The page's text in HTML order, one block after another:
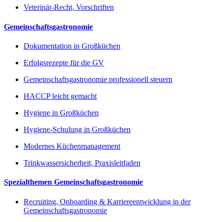
Veterinär-Recht, Vorschriften
Gemeinschaftsgastronomie
Dokumentation in Großküchen
Erfolgsrezepte für die GV
Gemeinschaftsgastronomie professionell steuern
HACCP leicht gemacht
Hygiene in Großküchen
Hygiene-Schulung in Großküchen
Modernes Küchenmanagement
Trinkwassersicherheit, Praxisleitfaden
Spezialthemen Gemeinschaftsgastronomie
Recruiting, Onboarding & Karriereentwicklung in der
Gemeinschaftsgastronomie